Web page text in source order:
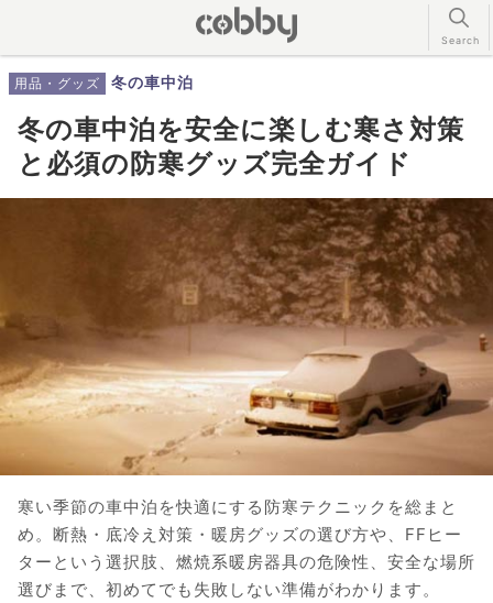
用品・グッズ 冬の車中泊
冬の車中泊を安全に楽しむ寒さ対策
と必須の防寒グッズ完全ガイド
寒い季節の車中泊を快適にする防寒テクニックを総まと
め。断熱・底冷え対策・暖房グッズの選び方や、FFヒー
ターという選択肢、燃焼系暖房器具の危険性、安全な場所
選びまで、初めてでも失敗しない準備がわかります。